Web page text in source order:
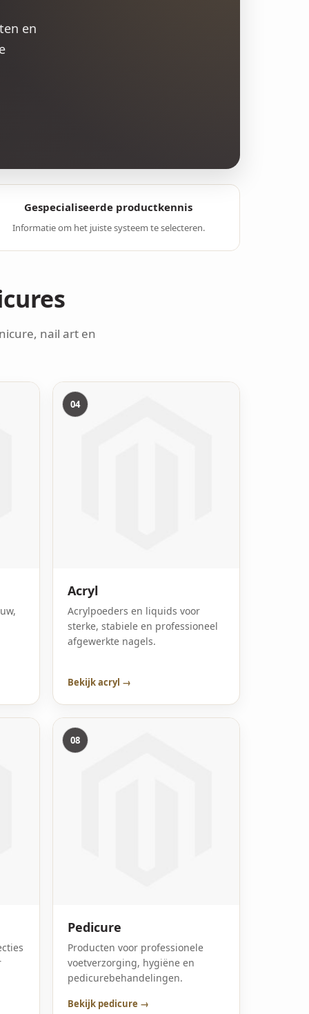
en
Gespecialiseerde productkennis
Informatie om het juiste systeem te selecteren.
nail art en
04
Acryl
Acrylpoeders en liquids voor
sterke, stabiele en professioneel
afgewerkte nagels.
Bekijk acryl →
08
Pedicure
Producten voor professionele
voetverzorging, hygiëne en
pedicurebehandelingen.
Bekijk pedicure →